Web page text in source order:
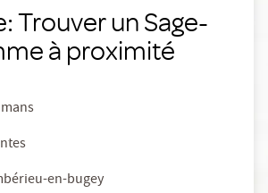
Trouver un Sage-
à proximité
en-bugey